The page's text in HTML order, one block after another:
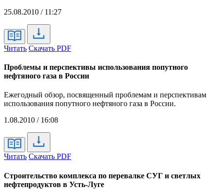
25.08.2010 / 11:27
Читать Скачать PDF
Проблемы и перспективы использования попутного
нефтяного газа в России
Ежегодный обзор, посвященный проблемам и перспективам
использования попутного нефтяного газа в России.
1.08.2010 / 16:08
Читать Скачать PDF
Строительство комплекса по перевалке СУГ и светлых
нефтепродуктов в Усть-Луге